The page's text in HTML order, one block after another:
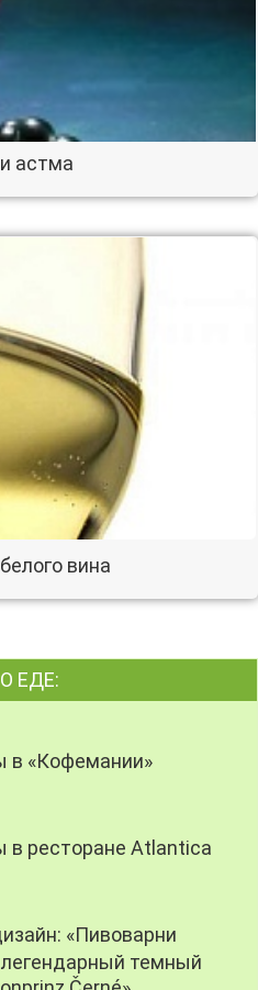
астма
вина
ЕДЕ:
в «Кофемании»
в ресторане Atlantica
«Пивоварни
темный